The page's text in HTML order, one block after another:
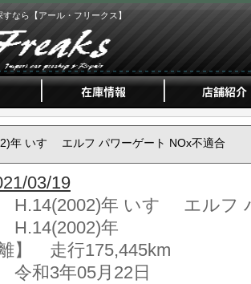
なら【アール・フリークス】
年 いすゞ エルフ パワーゲート NOx不適合
03/19
H.14(2002)年 いすゞ エルフ
H.14(2002)年
離】 走行175,445km
令和3年05月22日